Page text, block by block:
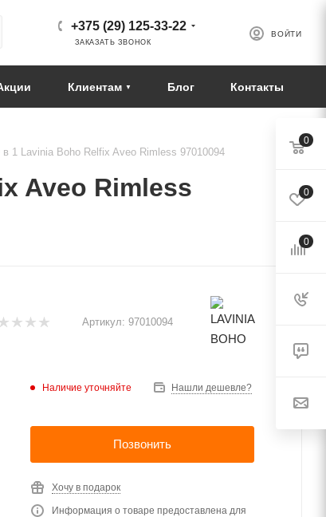
ВОЙТИ
+375 (29) 125-33-22
ЗАКАЗАТЬ ЗВОНОК
Клиентам Блог Контакты
1 Lavinia Boho Relfix Aveo Rimless 97010094
Aveo Rimless
Артикул: 97010094
Наличие уточняйте Нашли дешевле?
Позвонить
Хочу в подарок
Информация о товаре предоставлена для
0
0
0